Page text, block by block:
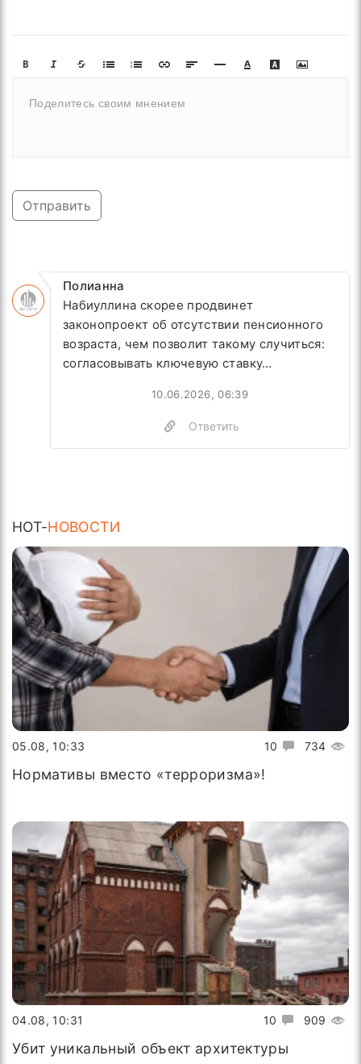
Отправить
Полианна
Набиуллина скорее продвинет
законопроект об отсутствии пенсионного
возраста, чем позволит такому случиться:
согласовывать ключевую ставку…
10.06.2026, 06:39
Ответить
HOT-НОВОСТИ
10 734
05.08, 10:33
Нормативы вместо «терроризма»!
10 909
04.08, 10:31
Убит уникальный объект архитектуры